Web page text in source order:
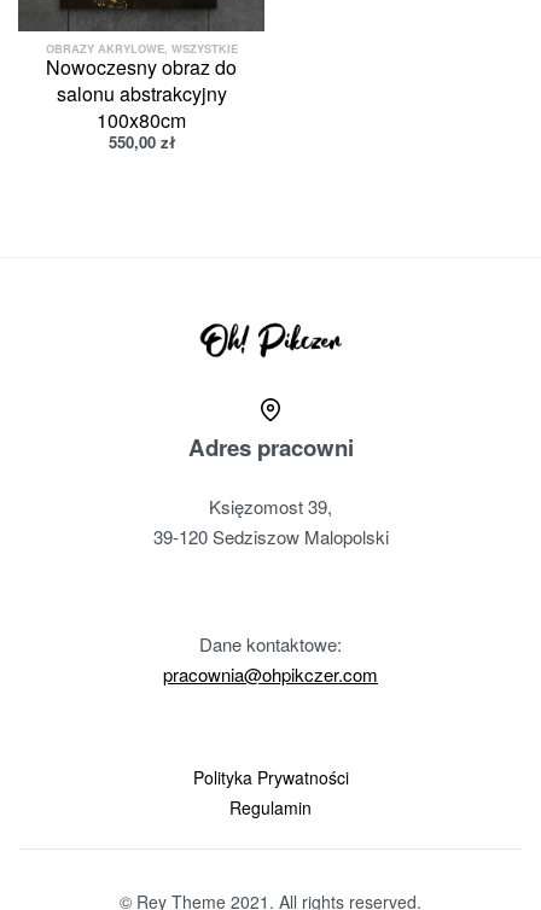
OBRAZY AKRYLOWE, WSZYSTKIE
Nowoczesny obraz do
salonu abstrakcyjny
100x80cm
550,00 zł
Adres pracowni
Księzomost 39,
39-120 Sedziszow Malopolski
Dane kontaktowe:
pracownia@ohpikczer.com
Polityka Prywatności
Regulamin
© Rey Theme 2021. All rights reserved.